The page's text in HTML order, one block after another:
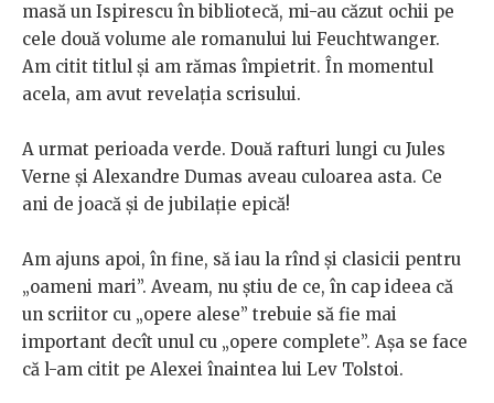
masă un Ispirescu în bibliotecă, mi-au căzut ochii pe
cele două volume ale romanului lui Feuchtwanger.
Am citit titlul și am rămas împietrit. În momentul
acela, am avut revelația scrisului.
A urmat perioada verde. Două rafturi lungi cu Jules
Verne și Alexandre Dumas aveau culoarea asta. Ce
ani de joacă și de jubilație epică!
Am ajuns apoi, în fine, să iau la rînd și clasicii pentru
„oameni mari”. Aveam, nu știu de ce, în cap ideea că
un scriitor cu „opere alese” trebuie să fie mai
important decît unul cu „opere complete”. Așa se face
că l-am citit pe Alexei înaintea lui Lev Tolstoi.